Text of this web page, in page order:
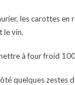
les carottes en
le vin.
à four froid
quelques zestes